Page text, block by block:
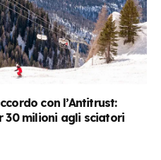
con l’Antitrust:
30 milioni agli sciatori